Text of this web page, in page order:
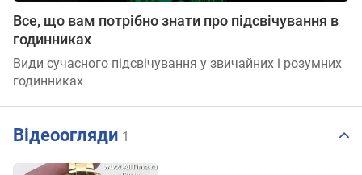
Все, що вам потрібно знати про підсвічування в
годинниках
Види сучасного підсвічування у звичайних і розумних
годинниках
Відеоогляди 1